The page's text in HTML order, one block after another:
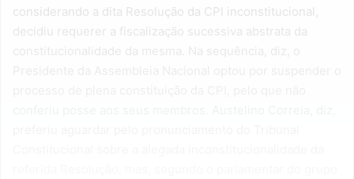
considerando a dita Resolução da CPI inconstitucional,
decidiu requerer a fiscalização sucessiva abstrata da